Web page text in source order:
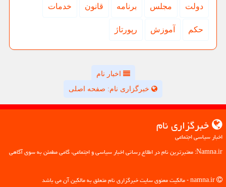
دولت مجلس برنامه قانون خدمات
حكم آموزش رپورتاژ
اخبار نام
خبرگزاری نام: صفحه اصلی
خبرگزاری نام
اخبار سیاسی اجتماعی
Namna.ir: معتبرترین نام در اطلاع رسانی اخبار سیاسی و اجتماعی، گامی مطمئن به سوی آگاهی